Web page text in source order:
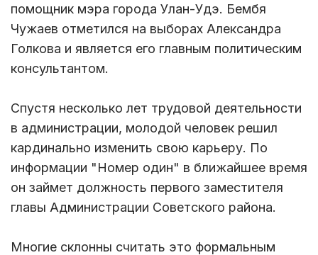
помощник мэра города Улан-Удэ. Бембя
Чужаев отметился на выборах Александра
Голкова и является его главным политическим
консультантом.
Спустя несколько лет трудовой деятельности
в администрации, молодой человек решил
кардинально изменить свою карьеру. По
информации "Номер один" в ближайшее время
он займет должность первого заместителя
главы Администрации Советского района.
Многие склонны считать это формальным